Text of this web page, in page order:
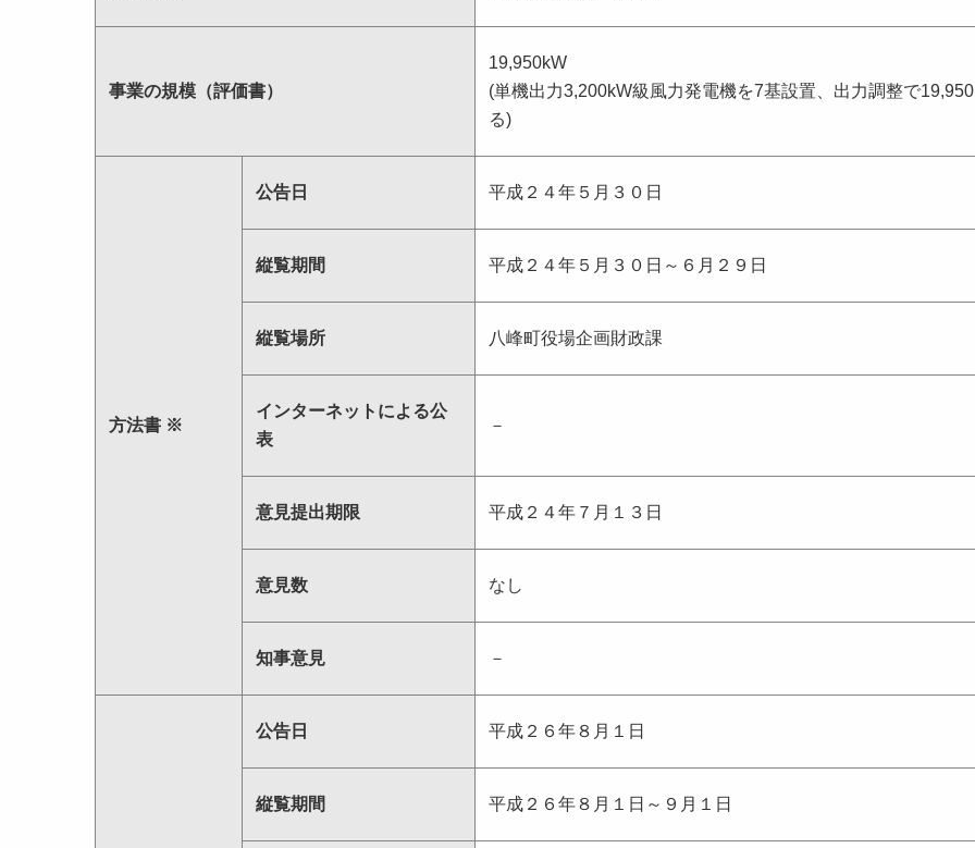
事業の規模（評価書）
19,950kW
(単機出力3,200kW級風力発電機を7基設置、出力調整で
る)
方法書 ※
公告日 平成２４年５月３０日
縦覧期間 平成２４年５月３０日～６月２９日
縦覧場所 八峰町役場企画財政課
インターネットによる公
表
－
意見提出期限 平成２４年７月１３日
意見数 なし
知事意見 －
公告日 平成２６年８月１日
縦覧期間 平成２６年８月１日～９月１日